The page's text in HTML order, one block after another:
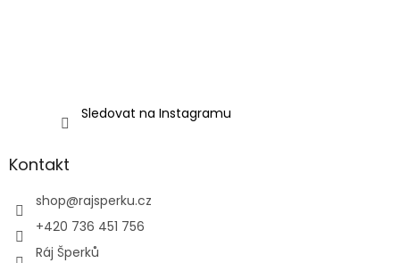
Sledovat na Instagramu
Kontakt
shop@rajsperku.cz
+420 736 451 756
Ráj Šperků